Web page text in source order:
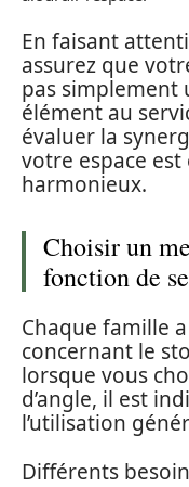
En faisant
assurez que
pas simplement
élément au
évaluer la
votre espace
harmonieux.
Choisir un
fonction de
Chaque famille
concernant le
lorsque vous
d’angle, il est
l’utilisation
Différents